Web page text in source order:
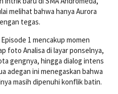
melihat bahwa hanya Aurora
tegas.
1 mencakup momen
foto Analisa di layar ponselnya,
gengnya, hingga dialog intens
adegan ini menegaskan bahwa
masih dipenuhi konflik batin.